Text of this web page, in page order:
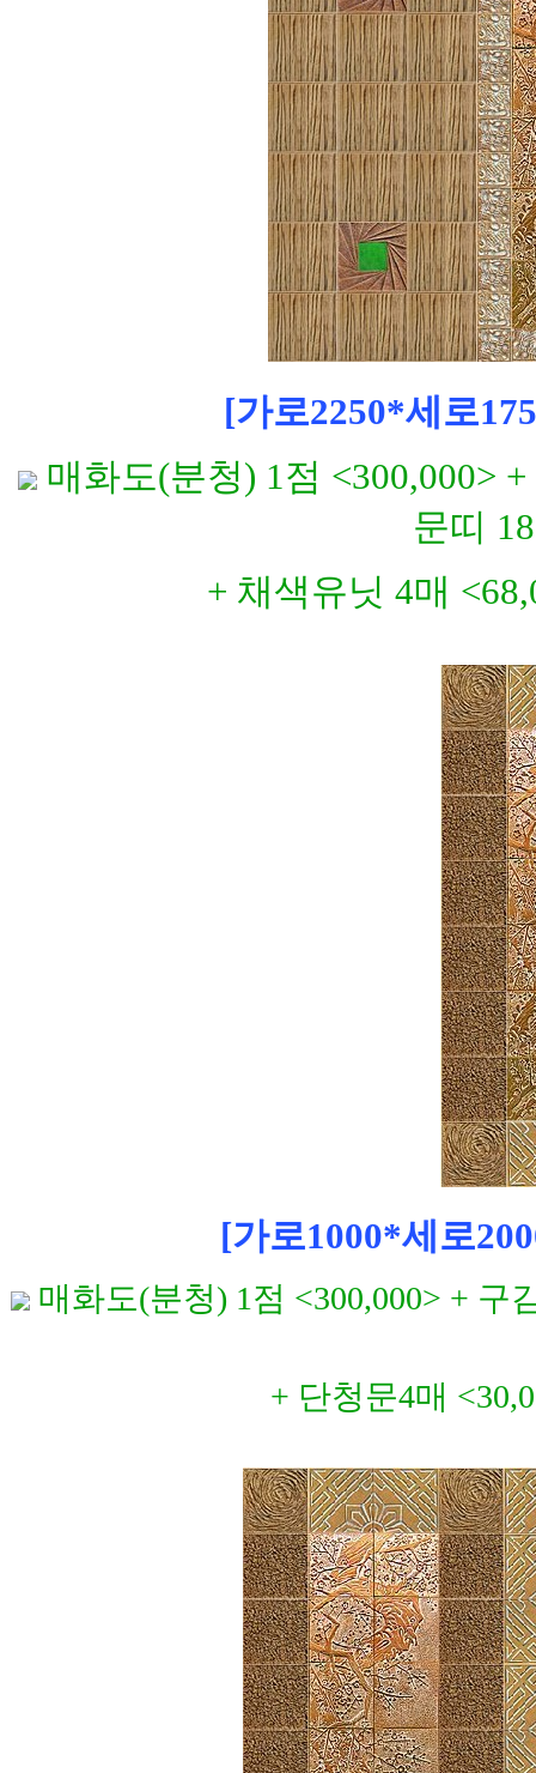
[가로2250*세로
매화도(분청) 1점 <300,000>
문띠
+ 채색유닛 4매
[가로1000*세로
매화도(분청) 1점 <300,000> + 구
+ 단청문4매